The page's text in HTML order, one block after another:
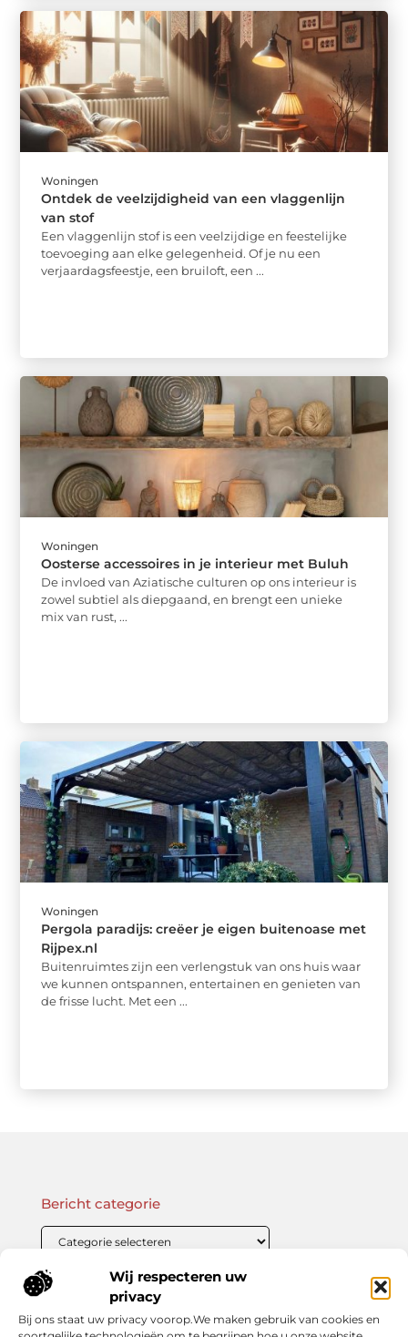
Wij respecteren uw
privacy
Bij ons staat uw privacy voorop.We maken gebruik van cookies en
Woningen
Ontdek de veelzijdigheid van een vlaggenlijn
van stof
Een vlaggenlijn stof is een veelzijdige en feestelijke
toevoeging aan elke gelegenheid. Of je nu een
verjaardagsfeestje, een bruiloft, een ...
Woningen
Oosterse accessoires in je interieur met Buluh
De invloed van Aziatische culturen op ons interieur is
zowel subtiel als diepgaand, en brengt een unieke
mix van rust, ...
Woningen
Pergola paradijs: creëer je eigen buitenoase met
Rijpex.nl
Buitenruimtes zijn een verlengstuk van ons huis waar
we kunnen ontspannen, entertainen en genieten van
de frisse lucht. Met een ...
Onze informatie
Bericht categorie